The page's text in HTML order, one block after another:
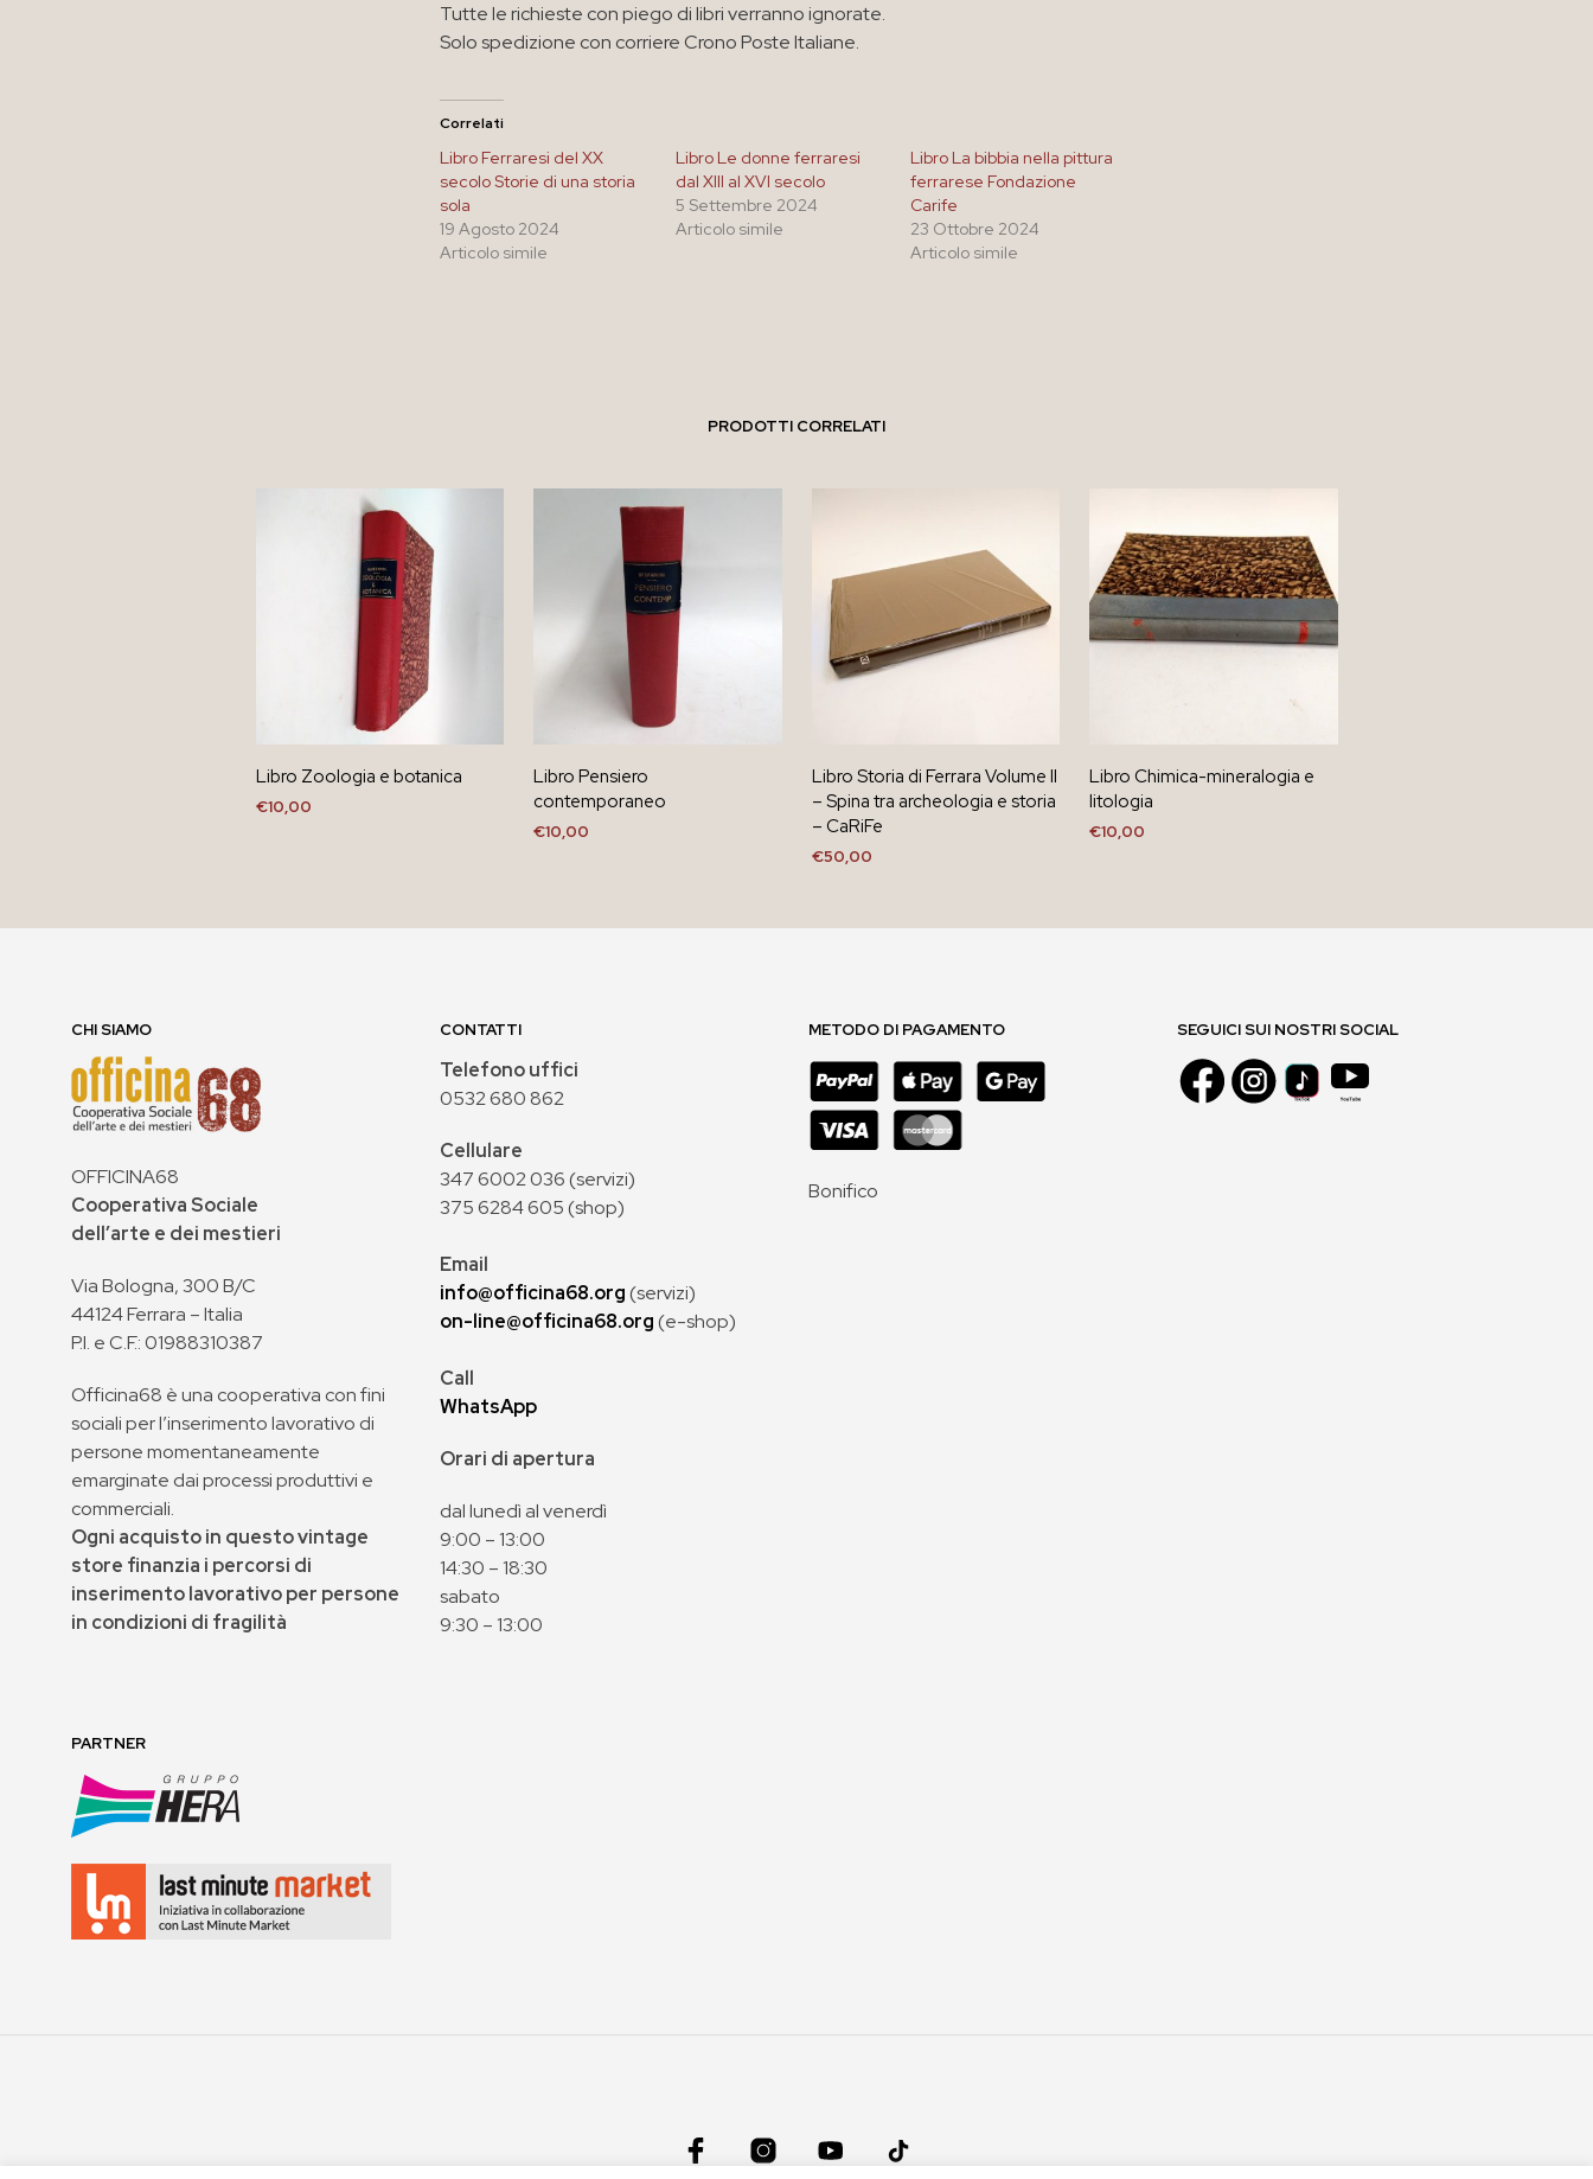
Tutte le richieste con piego di libri verranno ignorate.
Solo spedizione con corriere Crono Poste Italiane.
Correlati
Libro Ferraresi del XX
secolo Storie di una storia
sola
19 Agosto 2024
Articolo simile
Libro Le donne ferraresi
dal XIII al XVI secolo
5 Settembre 2024
Articolo simile
Libro La bibbia nella pittura
ferrarese Fondazione
Carife
23 Ottobre 2024
Articolo simile
PRODOTTI CORRELATI
Libro Zoologia e botanica
€10,00
Libro Pensiero
contemporaneo
€10,00
Libro Storia di Ferrara Volume II
– Spina tra archeologia e storia
– CaRiFe
€50,00
Libro Chimica-mineralogia e
litologia
€10,00
CHI SIAMO
OFFICINA68
Cooperativa Sociale
dell’arte e dei mestieri
Via Bologna, 300 B/C
44124 Ferrara – Italia
P.I. e C.F.: 01988310387
Officina68 è una cooperativa con fini
sociali per l’inserimento lavorativo di
persone momentaneamente
emarginate dai processi produttivi e
commerciali.
Ogni acquisto in questo vintage
store finanzia i percorsi di
inserimento lavorativo per persone
in condizioni di fragilità
CONTATTI
Telefono uffici
0532 680 862
Cellulare
347 6002 036 (servizi)
375 6284 605 (shop)
Email
info@officina68.org(servizi)
on-line@officina68.org(e-shop)
Call
WhatsApp
Orari di apertura
dal lunedì al venerdì
9:00 – 13:00
14:30 – 18:30
sabato
9:30 – 13:00
METODO DI PAGAMENTO
Bonifico
SEGUICI SUI NOSTRI SOCIAL
PARTNER